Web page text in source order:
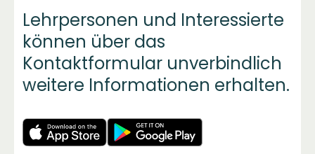
Lehrpersonen und Interessierte
können über das
Kontaktformular unverbindlich
weitere Informationen erhalten.